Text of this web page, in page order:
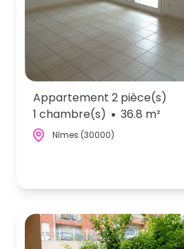
Appartement 2 pièce(s)
1 chambre(s)
36.8 m²
Nîmes (30000)